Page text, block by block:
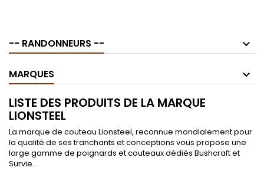
-- RANDONNEURS --
MARQUES
LISTE DES PRODUITS DE LA MARQUE
LIONSTEEL
La marque de couteau Lionsteel, reconnue mondialement pour
la qualité de ses tranchants et conceptions vous propose une
large gamme de poignards et couteaux dédiés Bushcraft et
Survie.